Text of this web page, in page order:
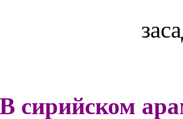
В сирийском